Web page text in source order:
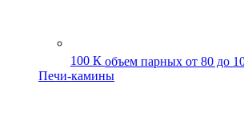
100 К объем парных от 80 до
Печи-камины